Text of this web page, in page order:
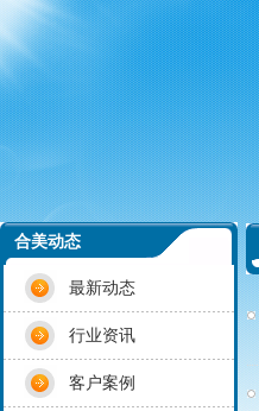
合美动态
最新动态
行业资讯
客户案例